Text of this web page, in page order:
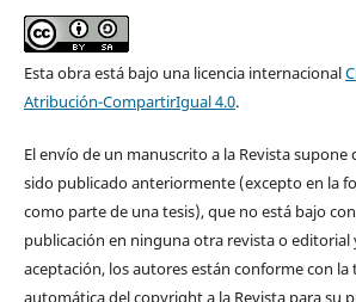
Esta obra está bajo una licencia internacional
Atribución-CompartirIgual 4.0.
El envío de un manuscrito a la Revista
sido publicado anteriormente (excepto en la
como parte de una tesis), que no está bajo
publicación en ninguna otra revista o editorial
aceptación, los autores están conforme con la
automática del copyright a la Revista para su